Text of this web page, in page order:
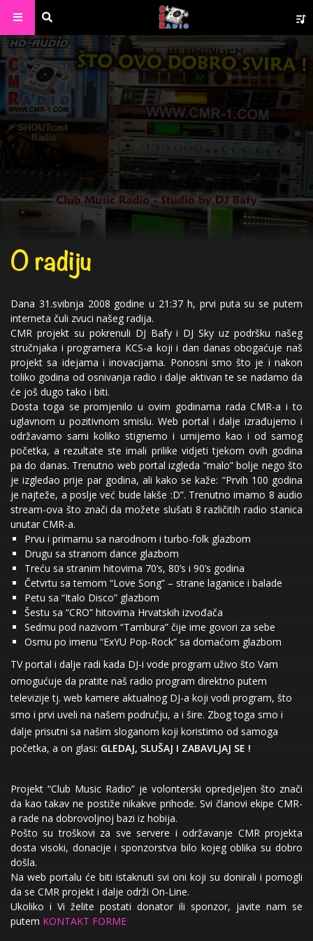
O radiju
Dana 31.svibnja 2008 godine u 21:37 h, prvi puta su se putem
interneta čuli zvuci našeg radija.
CMR projekt su pokrenuli DJ Bafy i DJ Sky uz podršku našeg
stručnjaka i programera KCS-a koji i dan danas obogaćuje naš
projekt sa idejama i inovacijama. Ponosni smo što je i nakon
toliko godina od osnivanja radio i dalje aktivan te se nadamo da
će još dugo tako i biti.
Dosta toga se promjenilo u ovim godinama rada CMR-a i to
uglavnom u pozitivnom smislu. Web portal i dalje izrađujemo i
održavamo sami koliko stignemo i umijemo kao i od samog
početka, a rezultate ste imali prilike vidjeti tjekom ovih godina
pa do danas. Trenutno web portal izgleda “malo” bolje nego što
je izgledao prije par godina, ali kako se kaže: “Prvih 100 godina
je najteže, a poslje već bude lakše :D”. Trenutno imamo 8 audio
stream-ova što znači da možete slušati 8 različitih radio stanica
unutar CMR-a.
Prvu i primarnu sa narodnom i turbo-folk glazbom
Drugu sa stranom dance glazbom
Treću sa stranim hitovima 70’s, 80’s i 90’s godina
Četvrtu sa temom “Love Song” – strane laganice i balade
Petu sa “Italo Disco” glazbom
Šestu sa “CRO” hitovima Hrvatskih izvođača
Sedmu pod nazivom “Tambura” čije ime govori za sebe
Osmu po imenu “ExYU Pop-Rock” sa domaćom glazbom
TV portal i dalje radi kada DJ-i vode program uživo što Vam
omogućuje da pratite naš radio program direktno putem
televizije tj. web kamere aktualnog DJ-a koji vodi program, što
smo i prvi uveli na našem području, a i šire. Zbog toga smo i
dalje prisutni sa našim sloganom koji koristimo od samoga
početka, a on glasi: GLEDAJ, SLUŠAJ I ZABAVLJAJ SE !
Projekt “Club Music Radio” je volonterski opredjeljen što znači
da kao takav ne postiže nikakve prihode. Svi članovi ekipe CMR-
a rade na dobrovoljnoj bazi iz hobija.
Pošto su troškovi za sve servere i održavanje CMR projekta
dosta visoki, donacije i sponzorstva bilo kojeg oblika su dobro
došla.
Na web portalu će biti istaknuti svi oni koji su donirali i pomogli
da se CMR projekt i dalje održi On-Line.
Ukoliko i Vi želite postati donator ili sponzor, javite nam se
putem KONTAKT FORME